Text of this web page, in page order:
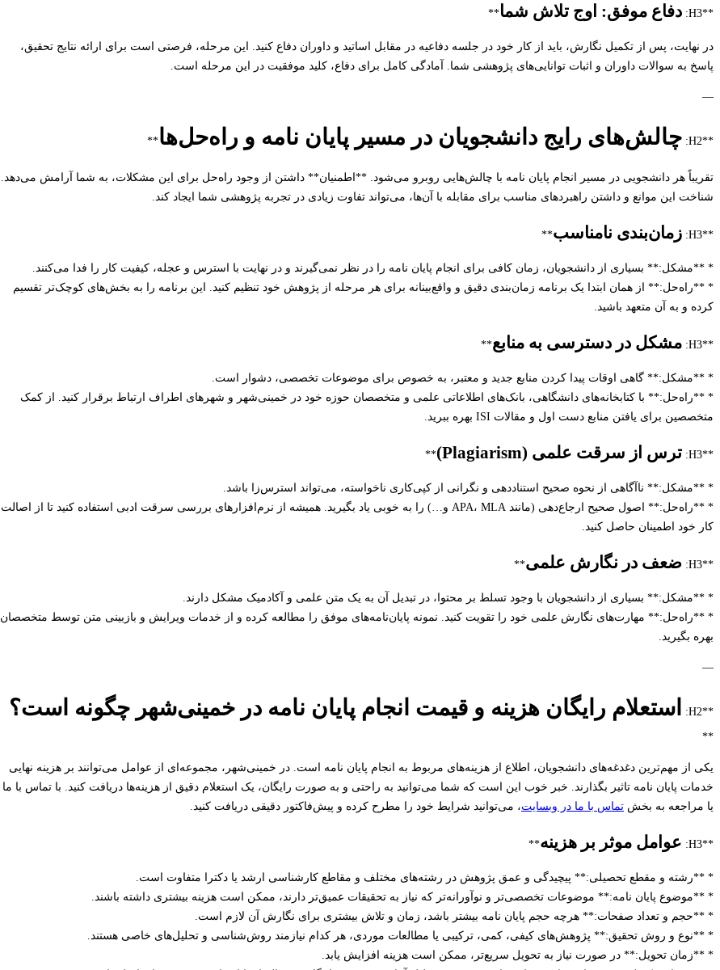
**H3: دفاع موفق: اوج تلاش شما**
در نهایت، پس از تکمیل نگارش، باید از کار خود در جلسه دفاعیه در مقابل اساتید و داوران دفاع کنید. این مرحله، فرصتی است برای ارائه نتایج تحقیق،
پاسخ به سوالات داوران و اثبات توانایی‌های پژوهشی شما. آمادگی کامل برای دفاع، کلید موفقیت در این مرحله است.
—
**H2: چالش‌های رایج دانشجویان در مسیر پایان نامه و راه‌حل‌ها**
تقریباً هر دانشجویی در مسیر انجام پایان نامه با چالش‌هایی روبرو می‌شود. **اطمنیان** داشتن از وجود راه‌حل برای این مشکلات، به شما آرامش می‌دهد.
شناخت این موانع و داشتن راهبردهای مناسب برای مقابله با آن‌ها، می‌تواند تفاوت زیادی در تجربه پژوهشی شما ایجاد کند.
**H3: زمان‌بندی نامناسب**
* **مشکل:** بسیاری از دانشجویان، زمان کافی برای انجام پایان نامه را در نظر نمی‌گیرند و در نهایت با استرس و عجله، کیفیت کار را فدا می‌کنند.
* **راه‌حل:** از همان ابتدا یک برنامه زمان‌بندی دقیق و واقع‌بینانه برای هر مرحله از پژوهش خود تنظیم کنید. این برنامه را به بخش‌های کوچک‌تر تقسیم
کرده و به آن متعهد باشید.
**H3: مشکل در دسترسی به منابع**
* **مشکل:** گاهی اوقات پیدا کردن منابع جدید و معتبر، به خصوص برای موضوعات تخصصی، دشوار است.
* **راه‌حل:** با کتابخانه‌های دانشگاهی، بانک‌های اطلاعاتی علمی و متخصصان حوزه خود در خمینی‌شهر و شهرهای اطراف ارتباط برقرار کنید. از کمک
متخصصین برای یافتن منابع دست اول و مقالات ISI بهره ببرید.
**H3: ترس از سرقت علمی (Plagiarism) **
* **مشکل:** ناآگاهی از نحوه صحیح استناددهی و نگرانی از کپی‌کاری ناخواسته، می‌تواند استرس‌زا باشد.
* **راه‌حل:** اصول صحیح ارجاع‌دهی (مانند APA، MLA و…) را به خوبی یاد بگیرید. همیشه از نرم‌افزارهای بررسی سرقت ادبی استفاده کنید تا از اصالت
کار خود اطمینان حاصل کنید.
**H3: ضعف در نگارش علمی**
* **مشکل:** بسیاری از دانشجویان با وجود تسلط بر محتوا، در تبدیل آن به یک متن علمی و آکادمیک مشکل دارند.
* **راه‌حل:** مهارت‌های نگارش علمی خود را تقویت کنید. نمونه پایان‌نامه‌های موفق را مطالعه کرده و از خدمات ویرایش و بازبینی متن توسط متخصصان
بهره بگیرید.
—
**H2: استعلام رایگان هزینه و قیمت انجام پایان نامه در خمینی‌شهر چگونه است؟
**
یکی از مهم‌ترین دغدغه‌های دانشجویان، اطلاع از هزینه‌های مربوط به انجام پایان نامه است. در خمینی‌شهر، مجموعه‌ای از عوامل می‌توانند بر هزینه نهایی
خدمات پایان نامه تاثیر بگذارند. خبر خوب این است که شما می‌توانید به راحتی و به صورت رایگان، یک استعلام دقیق از هزینه‌ها دریافت کنید. با تماس با ما
یا مراجعه به بخش تماس با ما در وبسایت، می‌توانید شرایط خود را مطرح کرده و پیش‌فاکتور دقیقی دریافت کنید.
**H3: عوامل موثر بر هزینه**
* **رشته و مقطع تحصیلی:** پیچیدگی و عمق پژوهش در رشته‌های مختلف و مقاطع کارشناسی ارشد یا دکترا متفاوت است.
* **موضوع پایان نامه:** موضوعات تخصصی‌تر و نوآورانه‌تر که نیاز به تحقیقات عمیق‌تر دارند، ممکن است هزینه بیشتری داشته باشند.
* **حجم و تعداد صفحات:** هرچه حجم پایان نامه بیشتر باشد، زمان و تلاش بیشتری برای نگارش آن لازم است.
* **نوع و روش تحقیق:** پژوهش‌های کیفی، کمی، ترکیبی یا مطالعات موردی، هر کدام نیازمند روش‌شناسی و تحلیل‌های خاصی هستند.
* **زمان تحویل:** در صورت نیاز به تحویل سریع‌تر، ممکن است هزینه افزایش یابد.